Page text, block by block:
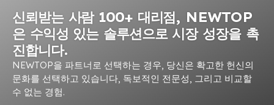
신뢰받는 사람 100+ 대리점, NEWTOP
은 수익성 있는 솔루션으로 시장 성장을 촉
진합니다.
NEWTOP을 파트너로 선택하는 경우, 당신은 확고한 헌신의
문화를 선택하고 있습니다, 독보적인 전문성, 그리고 비교할
수 없는 경험.